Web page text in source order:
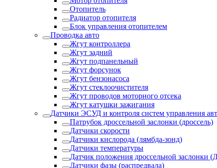
Отопитель
Радиатор отопителя
Блок управления отопителем
Проводка авто
Жгут контроллера
Жгут задний
Жгут подпанельный
Жгут форсунок
Жгут бензонасоса
Жгут стеклоочистителя
Жгут проводов моторного отсека
Жгут катушки зажигания
Датчики ЭСУД и контроля систем управления
Патрубок дроссельной заслонки (дроссель)
Датчики скорости
Датчики кислорода (лямбда-зонд)
Датчики температуры
Датчик положения дроссельной заслонки
Датчики фазы (распредвала)